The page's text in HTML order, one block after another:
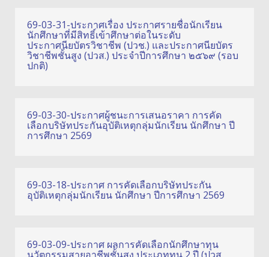
69-03-31-ประกาศเรื่อง ประกาศรายชื่อนักเรียน
นักศึกษาที่มีสิทธิ์เข้าศึกษาต่อในระดับ
ประกาศนียบัตรวิชาชีพ (ปวช.) และประกาศนียบัตร
วิชาชีพชั้นสูง (ปวส.) ประจำปีการศึกษา ๒๕๖๙ (รอบ
ปกติ)
69-03-30-ประกาศผู้ชนะการเสนอราคา การคัด
เลือกบริษัทประกันอุบัติเหตุกลุ่มนักเรียน นักศึกษา ปี
การศึกษา 2569
69-03-18-ประกาศ การคัดเลือกบริษัทประกัน
อุบัติเหตุกลุ่มนักเรียน นักศึกษา ปีการศึกษา 2569
69-03-09-ประกาศ ผลการคัดเลือกนักศึกษาทุน
นวัตกรรมสายอาชีพชั้นสูง ประเภททุน 2 ปี (ปวส